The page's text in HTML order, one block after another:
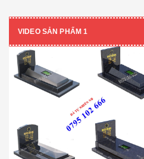
VIDEO SẢN PHẨM 1